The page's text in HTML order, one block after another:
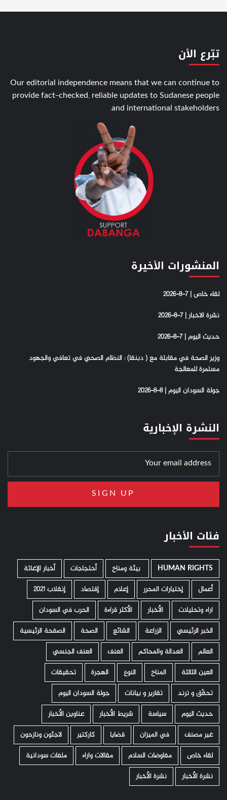
تبّرع الأن
Our editorial independence means that we can continue to
provide fact-checked, reliable updates to Sudanese people
and international stakeholders.
المنشورات الأخيرة
لقاء خاص | 7-8-2026
نشرة الاخبار | 7-8-2026
حديث اليوم | 7-8-2026
وزير الصحة في مقابلة مع ( دبنقا) : النظام الصحي في تعافي والجهود
مستمرة للمعالجة
جولة السودان اليوم | 8-8-2026
النشرة الإخبارية
فئات الأخبار
HUMAN RIGHTS ­ بيئة ومناخ أحتجاجات
أخبار الإغاثة
أعمال
إختيارات المحرر إعلام إقتصاد
إنقلاب 2021
اراء وتحليلات
الأخبار الأكثر قراءة
الحرب في السودان
الخبر الرئيسي
الزراعة الشائع الصحة
الصفحة الرئيسية
العالم
العدالة والمحاكم العنف
العنف الجنسي
العين الثالثة
المناخ النوع الهجرة
تحقيقات
تحقّق و ترند
تقارير و بيانات
جولة السودان اليوم
حديث اليوم
سياسة شريط الأخبار
عناوين الأخبار
غير مصنف
في الميزان قضايا كاركتير
لاجئون ونازحون
لقاء خاص
مفاوضات السلام مقالات واراء
ملفات سودانية
نشرة الأخبار
نشرة الأخبار